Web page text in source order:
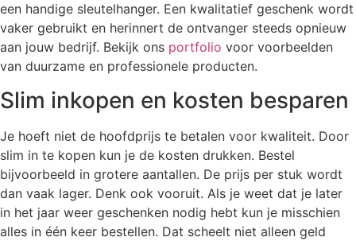
een handige sleutelhanger. Een kwalitatief geschenk wordt
vaker gebruikt en herinnert de ontvanger steeds opnieuw
aan jouw bedrijf. Bekijk ons portfolio voor voorbeelden
van duurzame en professionele producten.
Slim inkopen en kosten besparen
Je hoeft niet de hoofdprijs te betalen voor kwaliteit. Door
slim in te kopen kun je de kosten drukken. Bestel
bijvoorbeeld in grotere aantallen. De prijs per stuk wordt
dan vaak lager. Denk ook vooruit. Als je weet dat je later
in het jaar weer geschenken nodig hebt kun je misschien
alles in één keer bestellen. Dat scheelt niet alleen geld